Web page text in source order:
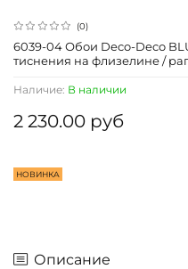
(0)
Наличие: В наличии
НОВИНКА
2 230.00 руб
6039-04 Обои Deco-Deco
тиснения на флизелине /
Описание